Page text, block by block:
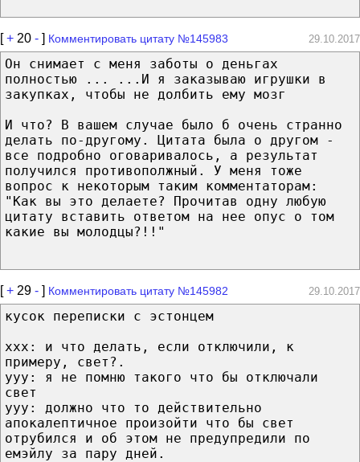
[+ 20 - ] Комментировать цитату №145983 29.10.2017
Он снимает с меня заботы о деньгах
полностью ... ...И я заказываю игрушки в
закупках, чтобы не долбить ему мозг
И что? В вашем случае было б очень странно
делать по-другому. Цитата была о другом -
все подробно оговаривалось, а результат
получился противополжный. У меня тоже
вопрос к некоторым таким комментаторам:
"Как вы это делаете? Прочитав одну любую
цитату вставить ответом на нее опус о том
какие вы молодцы?!!"
[+ 29 - ] Комментировать цитату №145982 29.10.2017
кусок переписки с эстонцем
xxx: и что делать, если отключили, к
примеру, свет?.
ууу: я не помню такого что бы отключали
свет
ууу: должно что то действительно
апокалептичное произойти что бы свет
отрубился и об этом не предупредили по
емэйлу за пару дней.